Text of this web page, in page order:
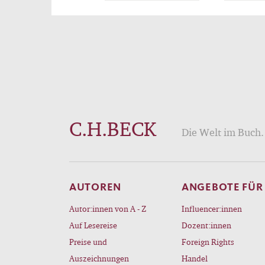
des
C.H.BECK Die Welt im Buch.
AUTOREN
Autor:innen von A - Z
Auf Lesereise
Preise und
Auszeichnungen
ANGEBOTE FÜR
Influencer:innen
Dozent:innen
Foreign Rights
Handel